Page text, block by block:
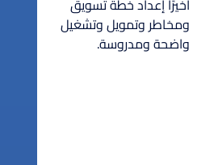
ومخاطر وتمويل وتشغيل
واضحة ومدروسة.